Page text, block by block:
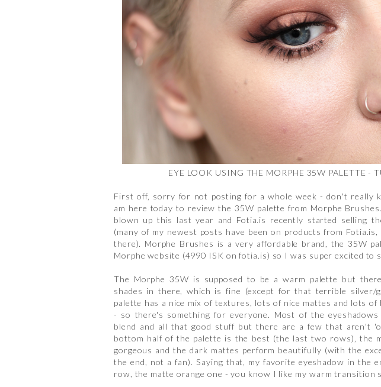
EYE LOOK USING THE MORPHE 35W PALETTE -
First off, sorry for not posting for a whole week - don't really
am here today to review the 35W palette from Morphe
blown up this last year and Fotia.is recently started selling
(many of my newest posts have been on products from
there). Morphe Brushes is a very affordable brand, the 35W
Morphe website (4990 ISK on fotia.is) so I was super excited to
The Morphe 35W is supposed to be a warm palette but
shades in there, which is fine (except for that terrible silver/
palette has a nice mix of textures, lots of nice mattes and lots of
- so there's something for everyone. Most of the eyeshadows
blend and all that good stuff but there are a few that aren't
bottom half of the palette is the best (the last two rows), the
gorgeous and the dark mattes perform beautifully (with the
the end, not a fan). Saying that, my favorite eyeshadow in the
row, the matte orange one - you know I like my warm transition